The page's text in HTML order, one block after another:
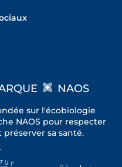
NAOS
sur l'écobiologie
NAOS pour respecter
sa santé.